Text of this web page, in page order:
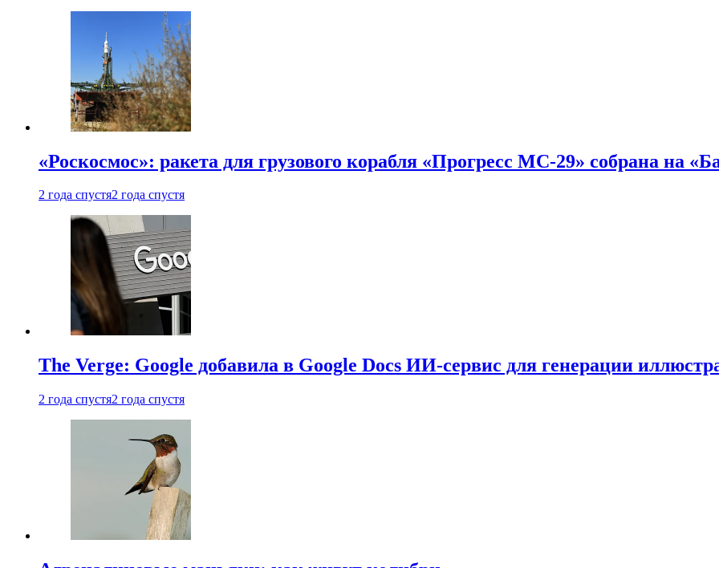
«Роскосмос»: ракета для грузового корабля «Прогресс МС-29» собрана на
2 года спустя2 года спустя
The Verge: Google добавила в Google Docs ИИ-сервис для генерации
2 года спустя2 года спустя